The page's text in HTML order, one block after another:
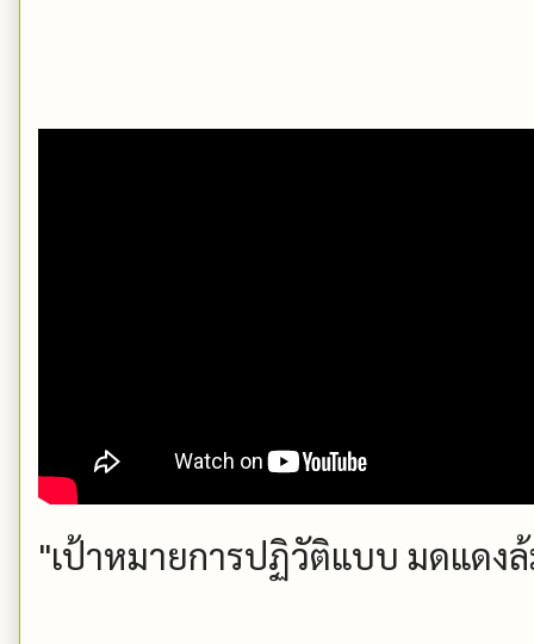
"เป้าหมายการปฏิวัติแบบ มดแดง